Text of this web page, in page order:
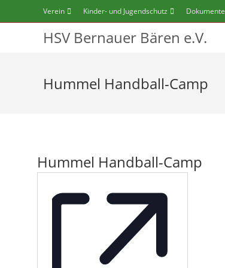
Inhalt
Verein Kinder- und Jugendschutz Dokumente
HSV Bernauer Bären e.V.
Hummel Handball-Camp
Hummel Handball-Camp